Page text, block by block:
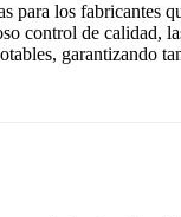
los fabricantes
control de calidad,
garantizando